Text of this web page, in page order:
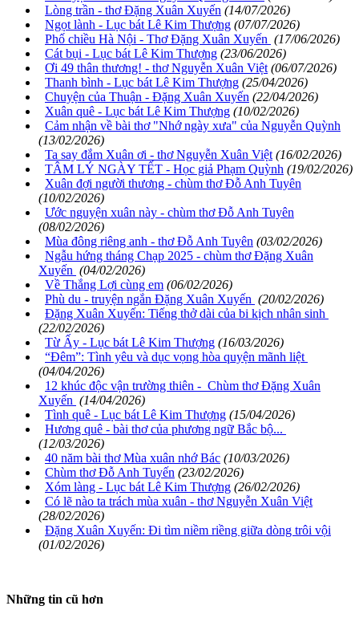
Lòng trần - thơ Đặng Xuân Xuyến (14/07/2026)
Ngọt lành - Lục bát Lê Kim Thượng (07/07/2026)
Phố chiều Hà Nội - Thơ Đặng Xuân Xuyến (17/06/2026)
Cát bụi - Lục bát Lê Kim Thượng (23/06/2026)
Ơi 49 thân thương! - thơ Nguyễn Xuân Việt (06/07/2026)
Thanh bình - Lục bát Lê Kim Thượng (25/04/2026)
Chuyện của Thuận - Đặng Xuân Xuyến (22/04/2026)
Xuân quê - Lục bát Lê Kim Thượng (10/02/2026)
Cảm nhận về bài thơ "Nhớ ngày xưa" của Nguyễn Quỳnh
(13/02/2026)
Ta say đắm Xuân ơi - thơ Nguyễn Xuân Việt (16/02/2026)
TÂM LÝ NGÀY TẾT - Học giả Phạm Quỳnh (19/02/2026)
Xuân đợi người thương - chùm thơ Đỗ Anh Tuyên
(10/02/2026)
Ước nguyện xuân này - chùm thơ Đỗ Anh Tuyên
(08/02/2026)
Mùa đông riêng anh - thơ Đỗ Anh Tuyên (03/02/2026)
Ngẫu hứng tháng Chạp 2025 - chùm thơ Đặng Xuân
Xuyến (04/02/2026)
Về Thắng Lợi cùng em (06/02/2026)
Phù du - truyện ngắn Đặng Xuân Xuyến (20/02/2026)
Đặng Xuân Xuyến: Tiếng thở dài của bi kịch nhân sinh
(22/02/2026)
Từ Ấy - Lục bát Lê Kim Thượng (16/03/2026)
“Đêm”: Tình yêu và dục vọng hòa quyện mãnh liệt
(04/04/2026)
12 khúc độc vận trường thiên - Chùm thơ Đặng Xuân
Xuyến (14/04/2026)
Tình quê - Lục bát Lê Kim Thượng (15/04/2026)
Hương quê - bài thơ của phương ngữ Bắc bộ...
(12/03/2026)
40 năm bài thơ Mùa xuân nhớ Bác (10/03/2026)
Chùm thơ Đỗ Anh Tuyến (23/02/2026)
Xóm làng - Lục bát Lê Kim Thượng (26/02/2026)
Có lẽ nào ta trách mùa xuân - thơ Nguyễn Xuân Việt
(28/02/2026)
Đặng Xuân Xuyến: Đi tìm niềm riềng giữa dòng trôi vội
(01/02/2026)
Những tin cũ hơn